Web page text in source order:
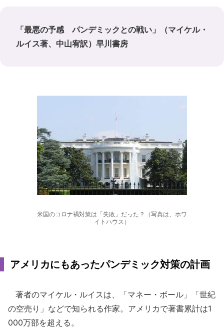
「最悪の予感 パンデミックとの戦い」（マイケル・
ルイス著、中山宥訳）早川書房
米国のコロナ禍対策は「失敗」だった？（写真は、ホワ
イトハウス）
アメリカにもあったパンデミック対策の計画
著者のマイケル・ルイスは、「マネー・ボール」「世紀
の空売り」などで知られる作家。アメリカで著書累計は1
000万部を超える。